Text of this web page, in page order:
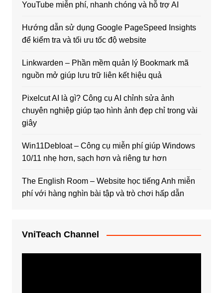
YouTube miễn phí, nhanh chóng và hỗ trợ AI
Hướng dẫn sử dụng Google PageSpeed Insights
để kiểm tra và tối ưu tốc độ website
Linkwarden – Phần mềm quản lý Bookmark mã
nguồn mở giúp lưu trữ liên kết hiệu quả
Pixelcut AI là gì? Công cụ AI chỉnh sửa ảnh
chuyên nghiệp giúp tạo hình ảnh đẹp chỉ trong vài
giây
Win11Debloat – Công cụ miễn phí giúp Windows
10/11 nhẹ hơn, sạch hơn và riêng tư hơn
The English Room – Website học tiếng Anh miễn
phí với hàng nghìn bài tập và trò chơi hấp dẫn
VniTeach Channel